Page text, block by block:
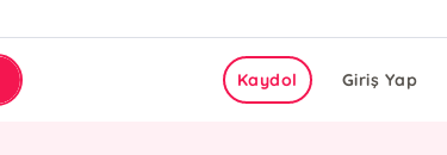
Giriş Yap
Kaydol